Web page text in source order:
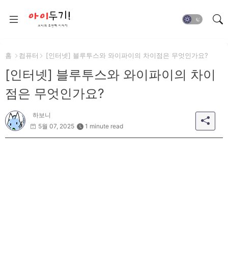
홈 컴퓨터 [인터넷] 블루투스와 와이파이의 차이점은 무엇인가요?
[인터넷] 블루투스와 와이파이의 차이
점은 무엇인가요?
하보니
5월 07, 2025
1 minute read